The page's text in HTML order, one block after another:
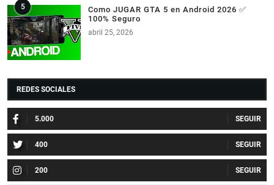
Como JUGAR GTA 5 en Android 2026 ✅
100% Seguro
abril 25, 2026
REDES SOCIALES
5.000
400
200